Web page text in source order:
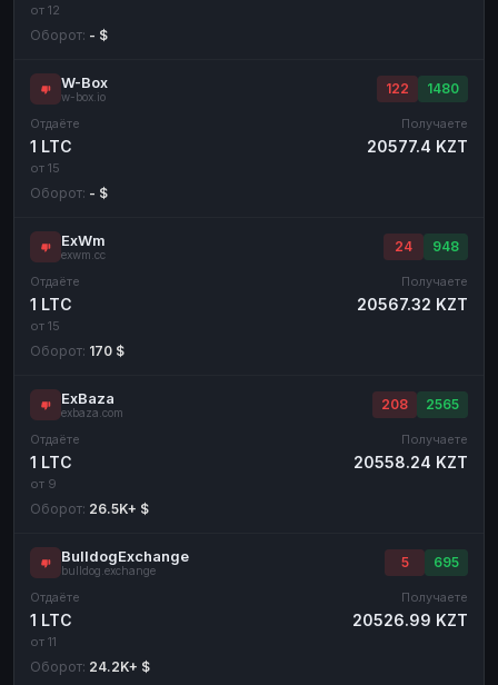
от 12
Оборот: - $
W-Box
w-box.io
122 1480
Отдаёте
1 LTC
от 15
Получаете
20577.4 KZT
Оборот: - $
ExWm
exwm.cc
24 948
Отдаёте
1 LTC
от 15
Получаете
20567.32 KZT
Оборот: 170 $
ExBaza
exbaza.com
208 2565
Отдаёте
1 LTC
от 9
Получаете
20558.24 KZT
Оборот: 26.5K+ $
BulldogExchange
bulldog.exchange
5 695
Отдаёте
1 LTC
от 11
Получаете
20526.99 KZT
Оборот: 24.2K+ $